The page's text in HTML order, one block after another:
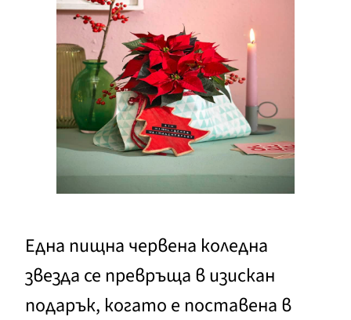
Една пищна червена коледна
звезда се превръща в изискан
подарък, когато е поставена в